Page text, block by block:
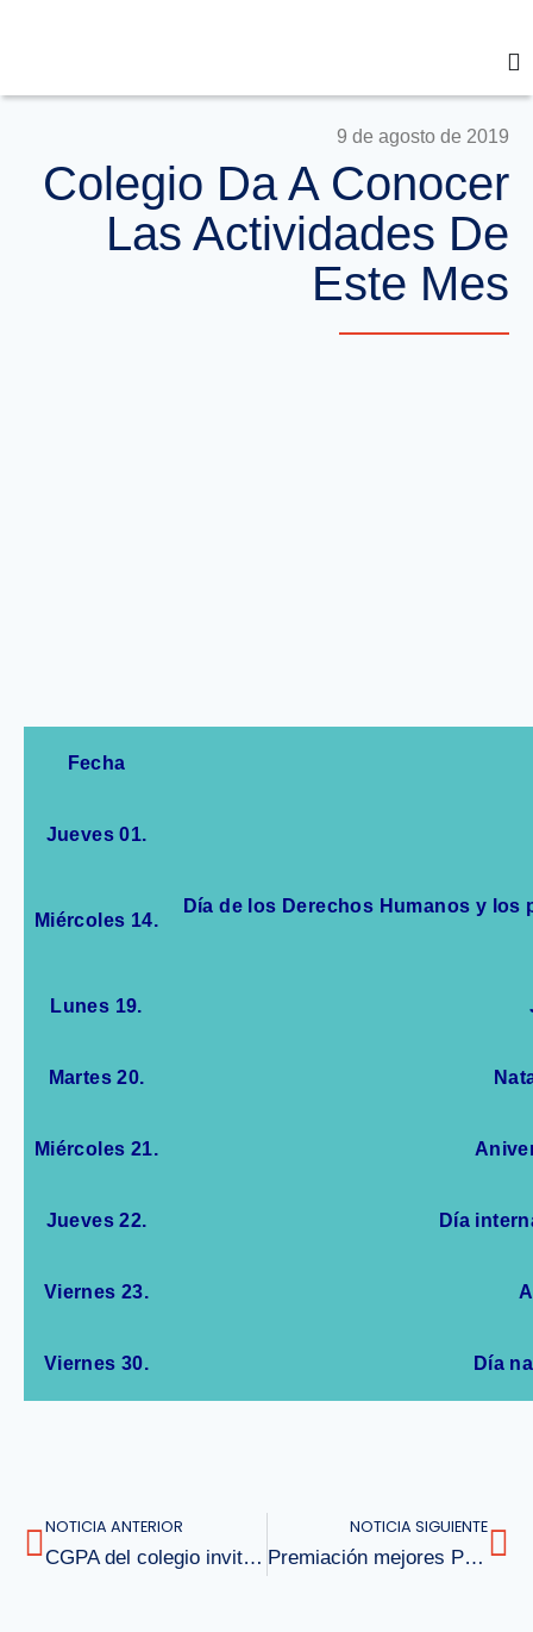
9 de agosto de 2019
Colegio Da A Conocer
Las Actividades De
Este Mes
Fecha
Jueves 01.
Miércoles 14.
Día de los Derechos Humanos y
Lunes 19.
Martes 20.
Miércoles 21.
Jueves 22. Día
Viernes 23.
Viernes 30. Día
NOTICIA ANTERIOR
CGPA del colegio invita a reunión general
NOTICIA SIGUIENTE
Premiación mejores Puntajes PTU 2021